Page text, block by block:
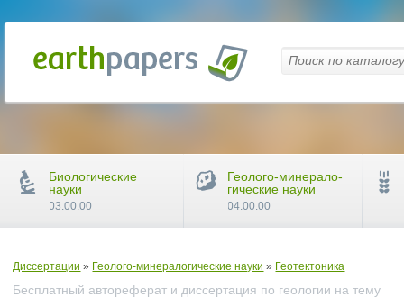
Диссертации » Геолого-минералогические науки » Геотектоника
Бесплатный автореферат и диссертация по геологии на тему
Биологические
науки
03.00.00
Геолого-минерало-
гические науки
04.00.00